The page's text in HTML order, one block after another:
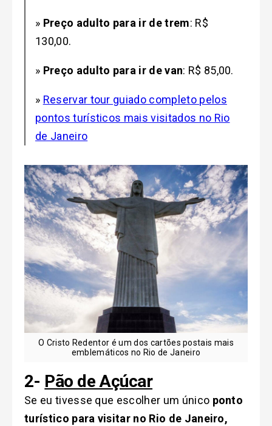
» Preço adulto para ir de trem: R$
130,00.
» Preço adulto para ir de van: R$ 85,00.
» Reservar tour guiado completo pelos
pontos turísticos mais visitados no Rio
de Janeiro
O Cristo Redentor é um dos cartões postais mais
emblemáticos no Rio de Janeiro
2- Pão de Açúcar
Se eu tivesse que escolher um único ponto
turístico para visitar no Rio de Janeiro,